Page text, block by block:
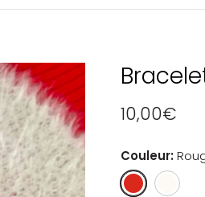
10,00€
Couleur
RougeBlanc